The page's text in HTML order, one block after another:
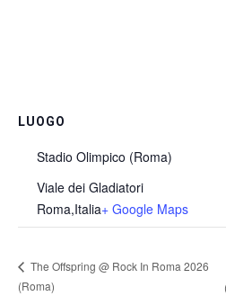
LUOGO
Stadio Olimpico (Roma)
Viale dei Gladiatori
Roma,Italia+ Google Maps
The Offspring @ Rock In Roma 2026
(Roma)